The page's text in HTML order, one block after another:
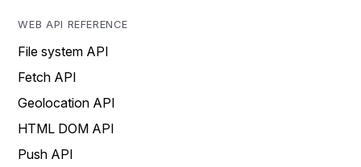
WEB API REFERENCE
File system API
Fetch API
Geolocation API
HTML DOM API
Push API